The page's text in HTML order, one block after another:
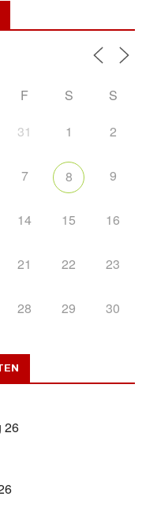
F S
S
31 1 2
7 8 9
14 15 16
21 22 23
28 29 30
26